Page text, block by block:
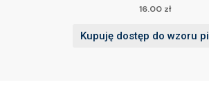
16.00 zł
Kupuję dostęp do wzoru